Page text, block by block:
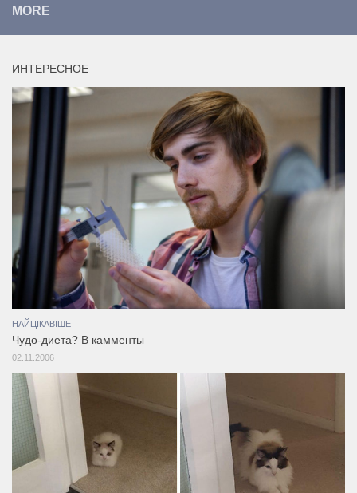
MORE
ИНТЕРЕСНОЕ
НАЙЦІКАВІШЕ
Чудо-диета? В камменты
02.11.2006